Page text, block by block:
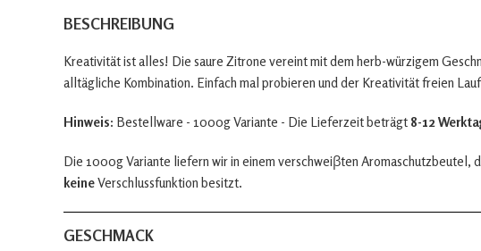
BESCHREIBUNG
Kreativität ist alles! Die saure Zitrone vereint mit dem herb-würzigem
alltägliche Kombination. Einfach mal probieren und der Kreativität freien
Hinweis: Bestellware - 1000g Variante - Die Lieferzeit beträgt 8-12
Die 1000g Variante liefern wir in einem verschweiβten Aromaschutzbeutel,
keineVerschlussfunktion besitzt.
GESCHMACK